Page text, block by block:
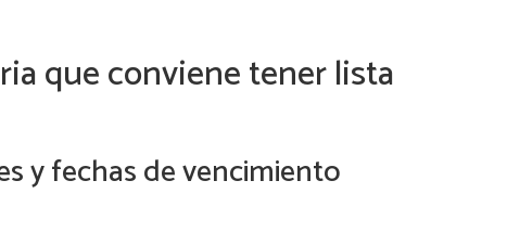
que conviene tener lista
y fechas de vencimiento